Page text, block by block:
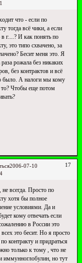
что - если по
тогда всё чики, а если
в г....? И как понять по
это типо схвачено, за
Бесит меня это. Я
раза рожала без никаких
без контрактов и всё
было. А налоги мы кому
то? Чтобы еще потом
17
2006-07-10
не всегда. Просто по
хотя бы полное
условиями. Да и
кому отвечать если
в России это
это бесит. Но я просто
контракту и придраться
только к тому , что не
иммунноглобулин, но тут